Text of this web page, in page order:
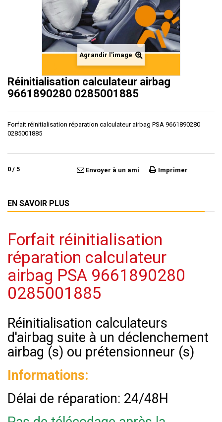
Agrandir l'image
Réinitialisation calculateur airbag
9661890280 0285001885
Forfait réinitialisation réparation calculateur airbag PSA 9661890280
0285001885
0 / 5 Envoyer à un ami Imprimer
EN SAVOIR PLUS
Forfait réinitialisation
réparation calculateur
airbag PSA 9661890280
0285001885
Réinitialisation calculateurs
d'airbag suite à un déclenchement
airbag (s) ou prétensionneur (s)
Informations:
Délai de réparation: 24/48H